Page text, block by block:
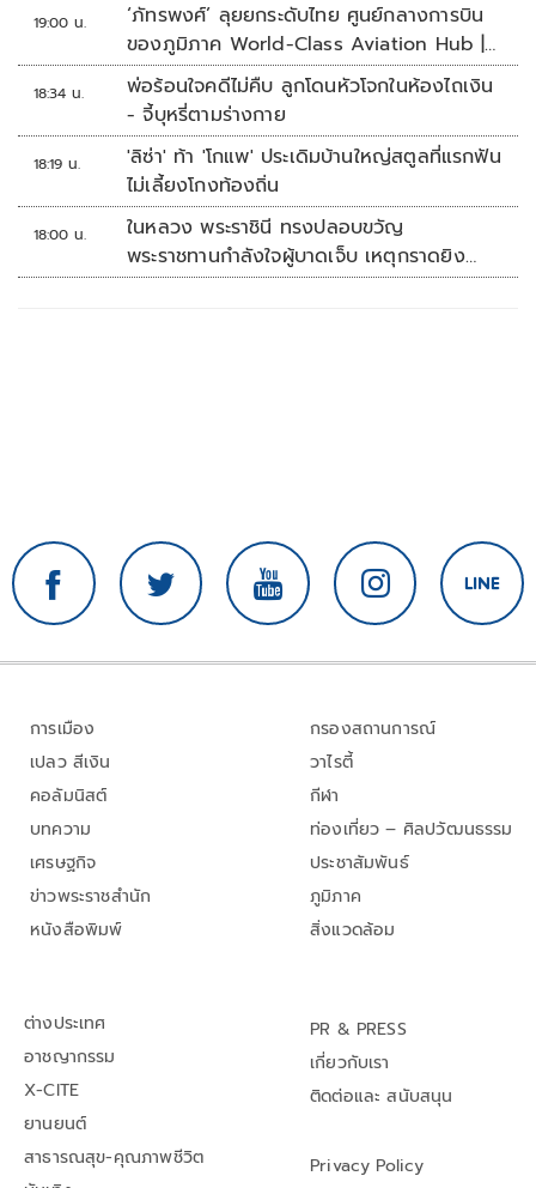
19:00 น.
‘ภัทรพงศ์’ ลุยยกระดับไทย ศูนย์กลางการบิน
ของภูมิภาค World-Class Aviation Hub |
ห้องข่าวไทยโพสต์สุดสัปดาห์
18:34 น.
พ่อร้อนใจคดีไม่คืบ ลูกโดนหัวโจกในห้องไถเงิน
- จี้บุหรี่ตามร่างกาย
18:19 น.
'ลิซ่า' ท้า 'โกแพ' ประเดิมบ้านใหญ่สตูลที่แรกฟัน
ไม่เลี้ยงโกงท้องถิ่น
18:00 น.
ในหลวง พระราชินี ทรงปลอบขวัญ
พระราชทานกำลังใจผู้บาดเจ็บ เหตุกราดยิง
รร.เทพศิรินทร์นนทบุรี
การเมือง
เปลว สีเงิน
คอลัมนิสต์
บทความ
เศรษฐกิจ
ข่าวพระราชสำนัก
หนังสือพิมพ์
กรองสถานการณ์
วาไรตี้
กีฬา
ท่องเที่ยว – ศิลปวัฒนธรรม
ประชาสัมพันธ์
ภูมิภาค
สิ่งแวดล้อม
ต่างประเทศ
อาชญากรรม
X-CITE
ยานยนต์
สาธารณสุข-คุณภาพชีวิต
PR & PRESS
เกี่ยวกับเรา
ติดต่อและ สนับสนุน
Privacy Policy